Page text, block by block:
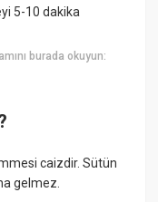
5-10 dakika
burada okuyun:
caizdir. Sütün
gelmez.